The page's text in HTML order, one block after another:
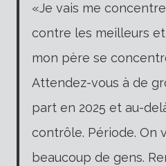
«Je vais me
contre les meilleurs
mon père se
Attendez-vous à de
part en 2025 et au-
contrôle. Période. On
beaucoup de gens.